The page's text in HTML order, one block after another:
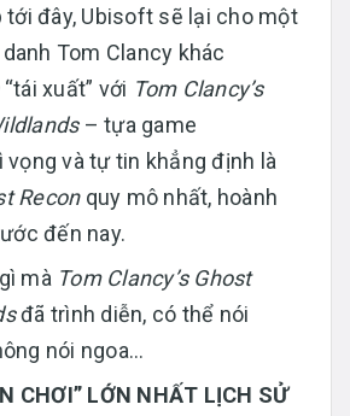
tới đây, Ubisoft sẽ lại cho một
Tom Clancy khác
“tái xuất” với Tom Clancy’s
– tựa game
và tự tin khẳng định là
Reconquy mô nhất, hoành
đến nay.
mà Tom Clancy’s Ghost
đã trình diễn, có thể nói
nói ngoa…
CHƠI” LỚN NHẤT LỊCH SỬ